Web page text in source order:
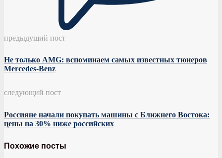
предыдущий пост
Не только AMG: вспоминаем самых известных тюнеров
Mercedes-Benz
следующий пост
Россияне начали покупать машины с Ближнего Востока:
цены на 30% ниже российских
Похожие посты